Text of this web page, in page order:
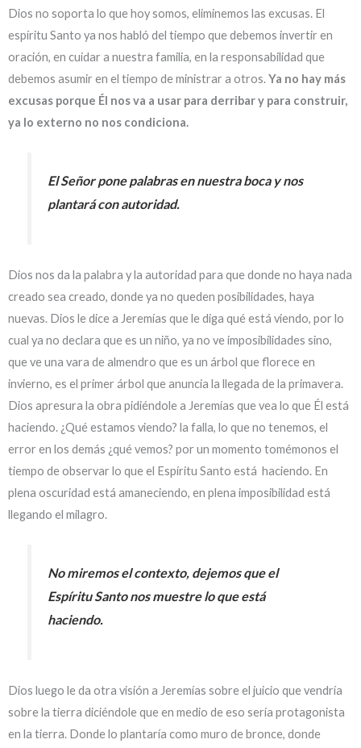
Dios no soporta lo que hoy somos, eliminemos las excusas. El
espíritu Santo ya nos habló del tiempo que debemos invertir en
oración, en cuidar a nuestra familia, en la responsabilidad que
debemos asumir en el tiempo de ministrar a otros.Ya no hay más
excusas porque Él nos va a usar para derribar y para construir,
ya lo externo no nos condiciona.
El Señor pone palabras en nuestra boca y nos
plantará con autoridad.
Dios nos da la palabra y la autoridad para que donde no haya nada
creado sea creado, donde ya no queden posibilidades, haya
nuevas. Dios le dice a Jeremías que le diga qué está viendo, por lo
cual ya no declara que es un niño, ya no ve imposibilidades sino,
que ve una vara de almendro que es un árbol que florece en
invierno, es el primer árbol que anuncia la llegada de la primavera.
Dios apresura la obra pidiéndole a Jeremías que vea lo que Él está
haciendo. ¿Qué estamos viendo? la falla, lo que no tenemos, el
error en los demás ¿qué vemos? por un momento tomémonos el
tiempo de observar lo que el Espíritu Santo está haciendo. En
plena oscuridad está amaneciendo, en plena imposibilidad está
llegando el milagro.
No miremos el contexto, dejemos que el
Espíritu Santo nos muestre lo que está
haciendo.
Dios luego le da otra visión a Jeremías sobre el juicio que vendría
sobre la tierra diciéndole que en medio de eso sería protagonista
en la tierra. Donde lo plantaría como muro de bronce, donde